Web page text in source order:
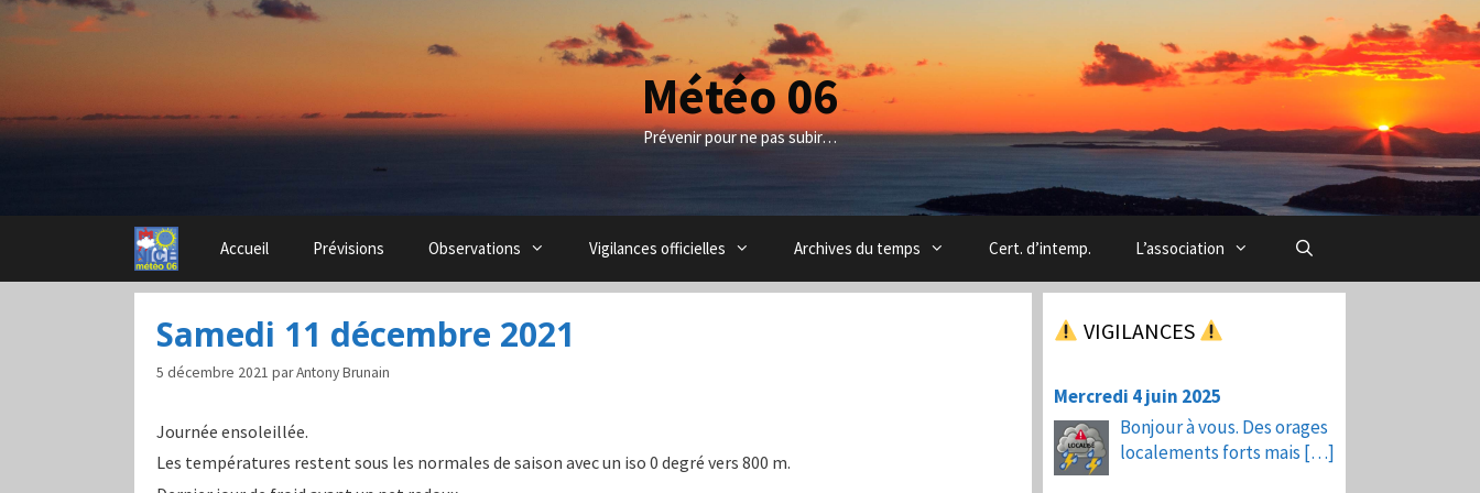
Aller
Météo 06
Prévenir pour ne pas subir…
Accueil Prévisions Observations Vigilances officielles Archives du temps Cert. d’intemp. L’association
Samedi 11 décembre 2021
5 décembre 2021 parAntony Brunain
Journée ensoleillée.
Les températures restent sous les normales de saison avec un iso 0 degré vers 800 m.
VIGILANCES
Mercredi 4 juin 2025
Bonjour à vous. Des orages
localements forts mais […]